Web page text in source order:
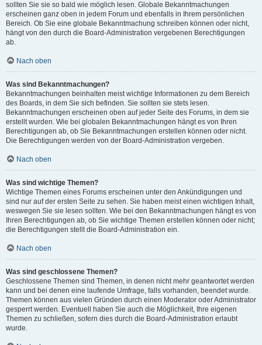
sollten Sie sie so bald wie möglich lesen. Globale Bekanntmachungen
erscheinen ganz oben in jedem Forum und ebenfalls in Ihrem persönlichen
Bereich. Ob Sie eine globale Bekanntmachung schreiben können oder nicht,
hängt von den durch die Board-Administration vergebenen Berechtigungen
ab.
Nach oben
Was sind Bekanntmachungen?
Bekanntmachungen beinhalten meist wichtige Informationen zu dem Bereich
des Boards, in dem Sie sich befinden. Sie sollten sie stets lesen.
Bekanntmachungen erscheinen oben auf jeder Seite des Forums, in dem sie
erstellt wurden. Wie bei globalen Bekanntmachungen hängt es von Ihren
Berechtigungen ab, ob Sie Bekanntmachungen erstellen können oder nicht.
Die Berechtigungen werden von der Board-Administration vergeben.
Nach oben
Was sind wichtige Themen?
Wichtige Themen eines Forums erscheinen unter den Ankündigungen und
sind nur auf der ersten Seite zu sehen. Sie haben meist einen wichtigen Inhalt,
weswegen Sie sie lesen sollten. Wie bei den Bekanntmachungen hängt es von
Ihren Berechtigungen ab, ob Sie wichtige Themen erstellen können oder nicht;
die Berechtigungen stellt die Board-Administration ein.
Nach oben
Was sind geschlossene Themen?
Geschlossene Themen sind Themen, in denen nicht mehr geantwortet werden
kann und bei denen eine laufende Umfrage, falls vorhanden, beendet wurde.
Themen können aus vielen Gründen durch einen Moderator oder Administrator
gesperrt werden. Eventuell haben Sie auch die Möglichkeit, Ihre eigenen
Themen zu schließen, sofern dies durch die Board-Administration erlaubt
wurde.